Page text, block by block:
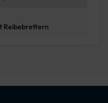
Reibebrettern